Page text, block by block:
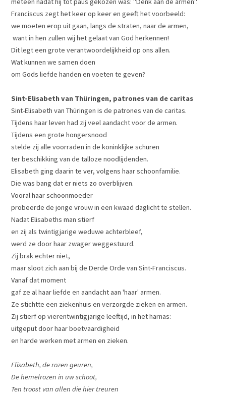
Franciscus zegt het keer op keer en geeft het voorbeeld:
we moeten erop uit gaan, langs de straten, naar de armen,
want in hen zullen wij het gelaat van God herkennen!
Dit legt een grote verantwoordelijkheid op ons allen.
Wat kunnen we samen doen
om Gods liefde handen en voeten te geven?
Sint-Elisabeth van Thüringen, patrones van de caritas
Sint-Elisabeth van Thüringen is de patrones van de caritas.
Tijdens haar leven had zij veel aandacht voor de armen.
Tijdens een grote hongersnood
stelde zij alle voorraden in de koninklijke schuren
ter beschikking van de talloze noodlijdenden.
Elisabeth ging daarin te ver, volgens haar schoonfamilie.
Die was bang dat er niets zo overblijven.
Vooral haar schoonmoeder
probeerde de jonge vrouw in een kwaad daglicht te stellen.
Nadat Elisabeths man stierf
en zij als twintigjarige weduwe achterbleef,
werd ze door haar zwager weggestuurd.
Zij brak echter niet,
maar sloot zich aan bij de Derde Orde van Sint-Franciscus.
Vanaf dat moment
gaf ze al haar liefde en aandacht aan 'haar' armen.
Ze stichtte een ziekenhuis en verzorgde zieken en armen.
Zij stierf op vierentwintigjarige leeftijd, in het harnas:
uitgeput door haar boetvaardigheid
en harde werken met armen en zieken.
Elisabeth, de rozen geuren,
De hemelrozen in uw schoot,
Ten troost van allen die hier treuren